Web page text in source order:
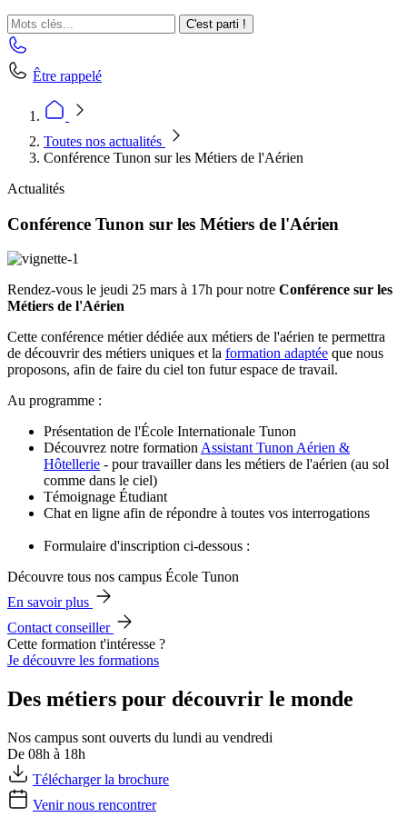
C'est parti !
Être rappelé
Toutes nos actualités
Conférence Tunon sur les Métiers de l'Aérien
Actualités
Conférence Tunon sur les Métiers de l'Aérien
Rendez-vous le jeudi 25 mars à 17h pour notre Conférence sur les
Métiers de l'Aérien
Cette conférence métier dédiée aux métiers de l'aérien te permettra
de découvrir des métiers uniques et la formation adaptée que nous
proposons, afin de faire du ciel ton futur espace de travail.
Au programme :
Présentation de l'École Internationale Tunon
Découvrez notre formationAssistant Tunon Aérien &
Hôtellerie - pour travailler dans les métiers de l'aérien (au sol
comme dans le ciel)
Témoignage Étudiant
Chat en ligne afin de répondre à toutes vos interrogations
Formulaire d'inscription ci-dessous :
Découvre tous nos campus École Tunon
En savoir plus
Contact conseiller
Cette formation t'intéresse ?
Je découvre les formations
Des métiers pour découvrir le monde
Nos campus sont ouverts du lundi au vendredi
De 08h à 18h
Télécharger la brochure
Venir nous rencontrer